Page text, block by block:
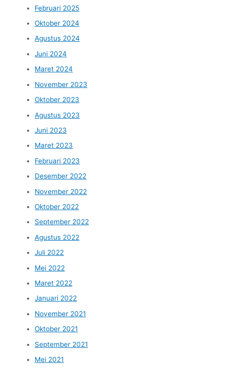
Februari 2025
Oktober 2024
Agustus 2024
Juni 2024
Maret 2024
November 2023
Oktober 2023
Agustus 2023
Juni 2023
Maret 2023
Februari 2023
Desember 2022
November 2022
Oktober 2022
September 2022
Agustus 2022
Juli 2022
Mei 2022
Maret 2022
Januari 2022
November 2021
Oktober 2021
September 2021
Mei 2021